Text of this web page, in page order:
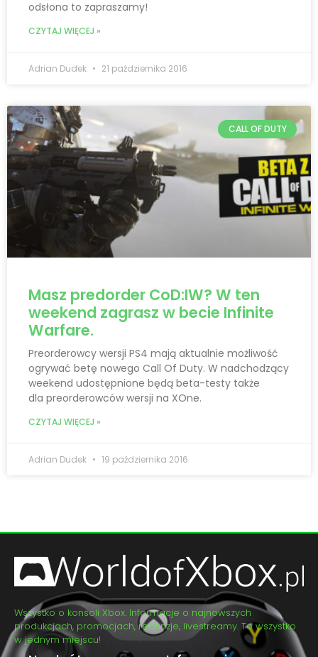
odsłona to zapraszamy!
CZYTAJ WIĘCEJ »
Adrian Dudek 21 października 2016
CALL OF DUTY
Masz predorder CoD:IW? W ten
weekend zagrasz w becie Infinite
Warfare.
Preorderowcy wersji PS4 mają aktualnie możliwość
ogrywać betę nowego Call Of Duty. W nadchodzący
weekend udostępnione będą beta-testy także
dla preorderowców wersji na XOne.
CZYTAJ WIĘCEJ »
Adrian Dudek 19 października 2016
Wszystko o konsoli Xbox. Informacje o najnowszych
produkcjach, promocjach, recenzje, livestreamy. To wszystko
w jednym miejscu!